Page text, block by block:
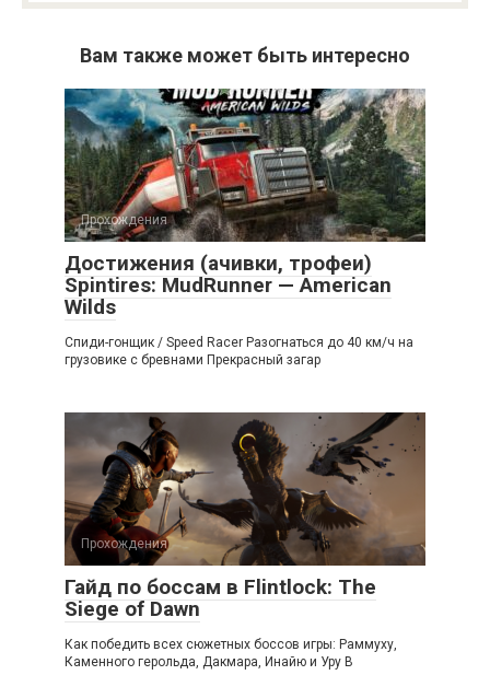
Вам также может быть интересно
Прохождения
Достижения (ачивки, трофеи)
Spintires: MudRunner — American
Wilds
Спиди-гонщик / Speed Racer Разогнаться до 40 км/ч на
грузовике с бревнами Прекрасный загар
Прохождения
Гайд по боссам в Flintlock: The
Siege of Dawn
Как победить всех сюжетных боссов игры: Раммуху,
Каменного герольда, Дакмара, Инайю и Уру В